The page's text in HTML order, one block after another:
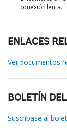
conexión lenta.
ENLACES
Ver documentos
BOLETÍN
Suscríbase al